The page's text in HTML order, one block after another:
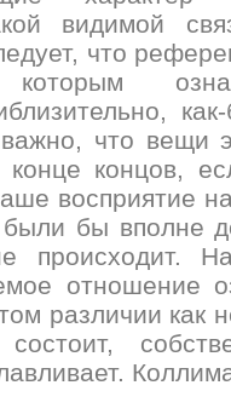
видимой
что
что вещи
концов,
восприятие
бы вполне
происходит.
отношение
различии как